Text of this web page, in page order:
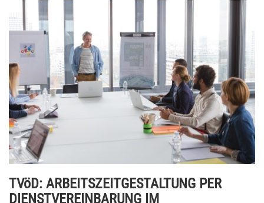
TVöD: ARBEITSZEITGESTALTUNG PER
DIENSTVEREINBARUNG IM